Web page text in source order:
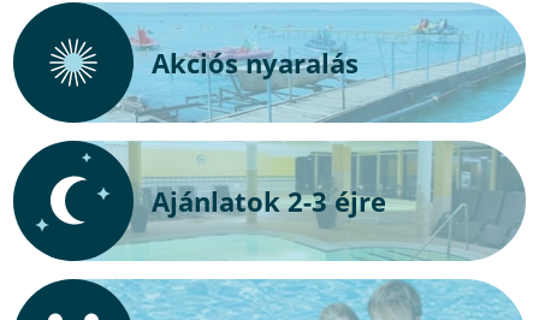
Akciós nyaralás
Ajánlatok 2-3 éjre